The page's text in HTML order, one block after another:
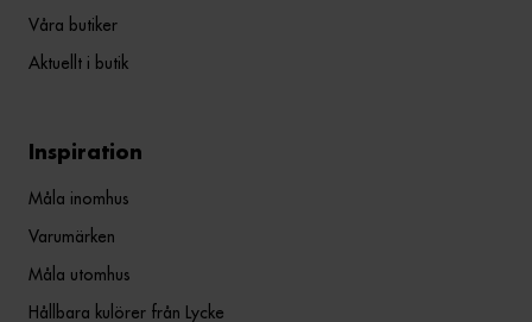
Våra butiker
Aktuellt i butik
Inspiration
Måla inomhus
Varumärken
Måla utomhus
Hållbara kulörer från Lycke